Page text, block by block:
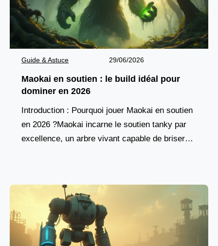
Guide & Astuce 29/06/2026
Maokai en soutien : le build idéal pour
dominer en 2026
Introduction : Pourquoi jouer Maokai en soutien
en 2026 ?Maokai incarne le soutien tanky par
excellence, un arbre vivant capable de briser